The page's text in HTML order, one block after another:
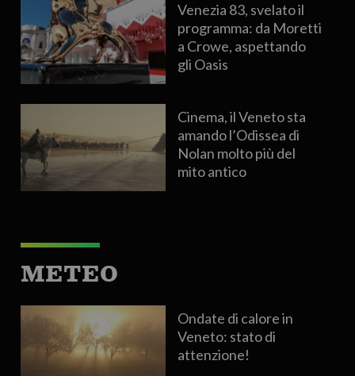
Venezia 83, svelato il
programma: da Moretti
a Crowe, aspettando
gli Oasis
Cinema, il Veneto sta
amando l’Odissea di
Nolan molto più del
mito antico
METEO
Ondate di calore in
Veneto: stato di
attenzione!